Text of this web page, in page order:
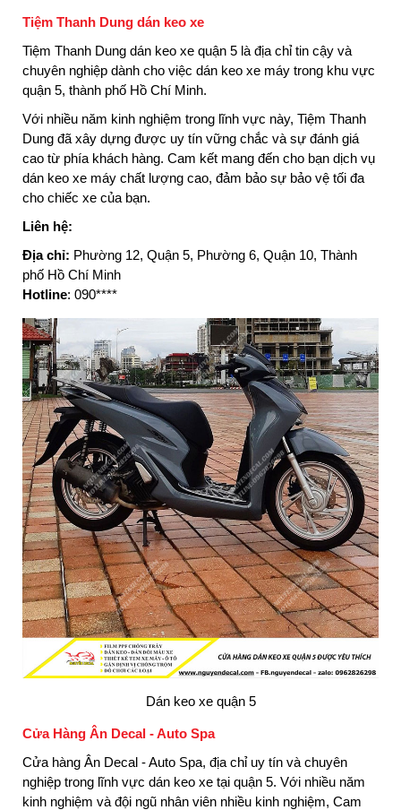
Tiệm Thanh Dung dán keo xe
Tiệm Thanh Dung dán keo xe quận 5 là địa chỉ tin cậy và
chuyên nghiệp dành cho việc dán keo xe máy trong khu vực
quận 5, thành phố Hồ Chí Minh.
Với nhiều năm kinh nghiệm trong lĩnh vực này, Tiệm Thanh
Dung đã xây dựng được uy tín vững chắc và sự đánh giá
cao từ phía khách hàng. Cam kết mang đến cho bạn dịch vụ
dán keo xe máy chất lượng cao, đảm bảo sự bảo vệ tối đa
cho chiếc xe của bạn.
Liên hệ:
Địa chỉ: Phường 12, Quận 5, Phường 6, Quận 10, Thành
phố Hồ Chí Minh
Hotline: 090****
Dán keo xe quận 5
Cửa Hàng Ân Decal - Auto Spa
Cửa hàng Ân Decal - Auto Spa, địa chỉ uy tín và chuyên
nghiệp trong lĩnh vực dán keo xe tại quận 5. Với nhiều năm
kinh nghiệm và đội ngũ nhân viên nhiều kinh nghiệm, Cam